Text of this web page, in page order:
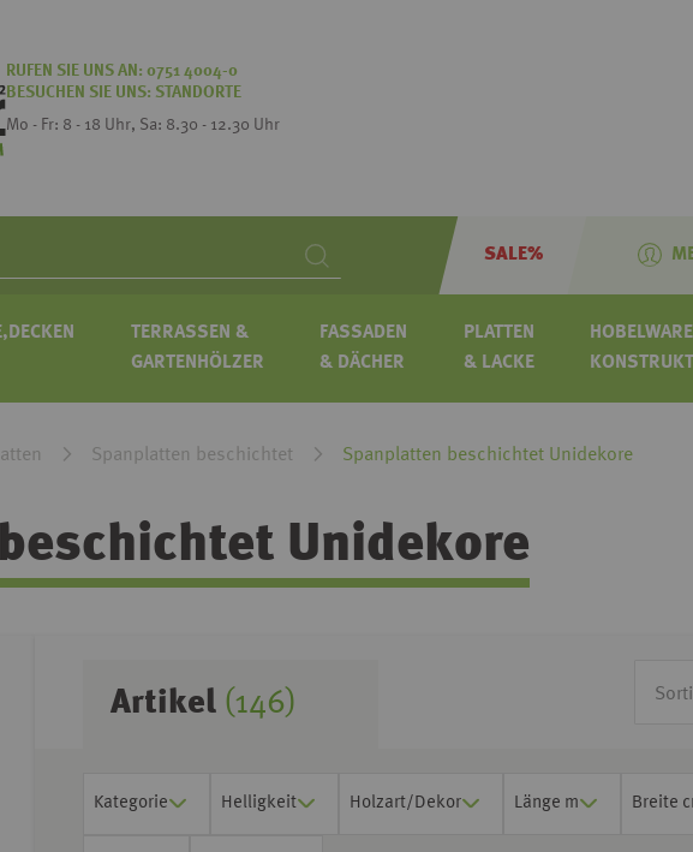
RUFEN SIE UNS AN: 0751 4004-0
BESUCHEN SIE UNS: STANDORTE
Mo - Fr: 8 - 18 Uhr, Sa: 8.30 - 12.30 Uhr
SALE%
TERRASSEN &
GARTENHÖLZER
FASSADEN
& DÄCHER
PLATTEN
& LACKE
Spanplatten beschichtet Spanplatten beschichtet Unidekore
Unidekore
Artikel (146)
Kategorie Helligkeit Holzart/Dekor Länge m Breite